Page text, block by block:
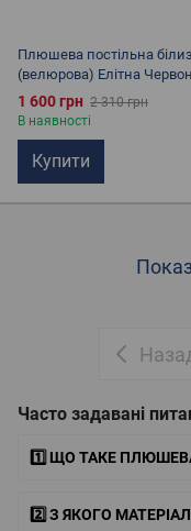
Плюшева постільна
(велюрова) Елітна
Графіт
1 600 грн 2 310 грн
В наявності
Купити
Часто задавані
1️⃣ ЩО ТАКЕ
2️⃣ З ЯКОГО